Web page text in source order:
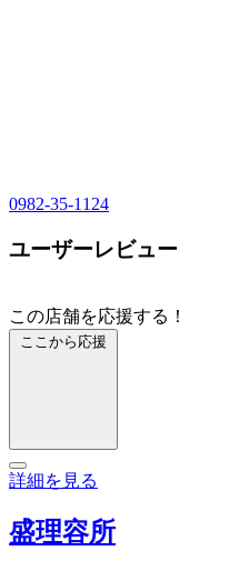
0982-35-1124
ユーザーレビュー
この店舗を応援する！
ここから応援
詳細を見る
盛理容所